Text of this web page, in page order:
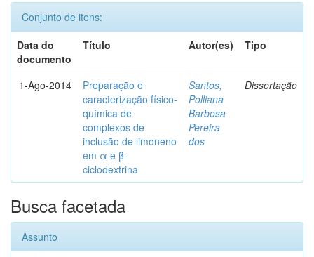
Conjunto de itens:
Data do
documento
Título Autor(es) Tipo
1-Ago-2014
Preparação e
caracterização físico-
química de
complexos de
inclusão de limoneno
em α e β-
ciclodextrina
Santos,
Polliana
Barbosa
Pereira
dos
Dissertação
Busca facetada
Assunto